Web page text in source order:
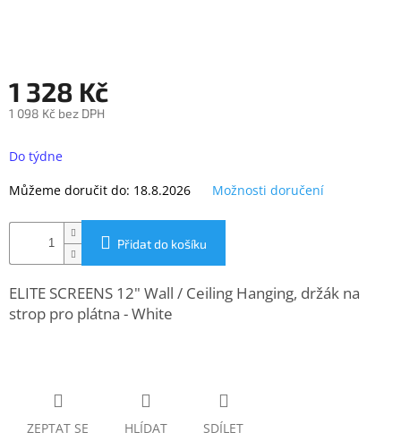
podmínky
Autorizované
Rozšíření
a
Splátky
www.inpraise.cz
Gaming
tablety
1 328 Kč
1 098 Kč bez DPH
cena:
Do týdne
Můžeme doručit do: 18.8.2026 Možnosti doručení
Přidat do košíku
ELITE SCREENS 12" Wall / Ceiling Hanging, držák na
strop pro plátna - White
ZEPTAT SE HLÍDAT SDÍLET